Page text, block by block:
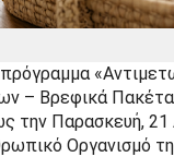
– Βρεφικά
την Παρασκευή,
Οργανισμό